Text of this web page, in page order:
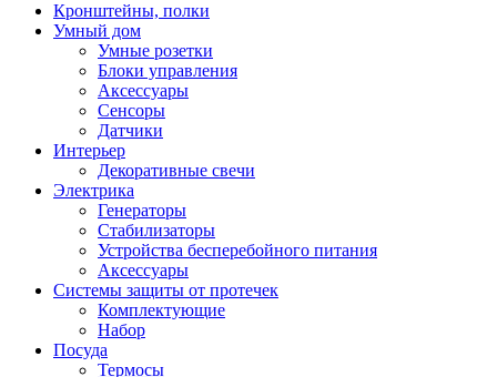
Кронштейны, полки
Умный дом
Умные розетки
Блоки управления
Аксессуары
Сенсоры
Датчики
Интерьер
Декоративные свечи
Электрика
Генераторы
Стабилизаторы
Устройства бесперебойного питания
Аксессуары
Системы защиты от протечек
Комплектующие
Набор
Посуда
Термосы